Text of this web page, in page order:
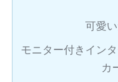
可愛い
モニター付きイン
カ